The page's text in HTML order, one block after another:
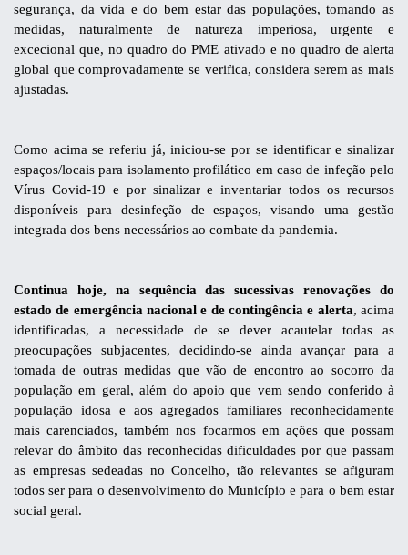
segurança, da vida e do bem estar das populações, tomando as
medidas, naturalmente de natureza imperiosa, urgente e
excecional que, no quadro do PME ativado e no quadro de alerta
global que comprovadamente se verifica, considera serem as mais
ajustadas.
Como acima se referiu já, iniciou-se por se identificar e sinalizar
espaços/locais para isolamento profilático em caso de infeção pelo
Vírus Covid-19 e por sinalizar e inventariar todos os recursos
disponíveis para desinfeção de espaços, visando uma gestão
integrada dos bens necessários ao combate da pandemia.
Continua hoje, na sequência das sucessivas renovações do
estado de emergência nacional e de contingência e alerta, acima
identificadas, a necessidade de se dever acautelar todas as
preocupações subjacentes, decidindo-se ainda avançar para a
tomada de outras medidas que vão de encontro ao socorro da
população em geral, além do apoio que vem sendo conferido à
população idosa e aos agregados familiares reconhecidamente
mais carenciados, também nos focarmos em ações que possam
relevar do âmbito das reconhecidas dificuldades por que passam
as empresas sedeadas no Concelho, tão relevantes se afiguram
todos ser para o desenvolvimento do Município e para o bem estar
social geral.